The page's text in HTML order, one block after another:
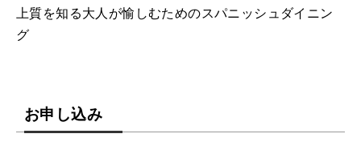
上質を知る大人が愉しむためのスパニッシュダイニン
グ
お申し込み